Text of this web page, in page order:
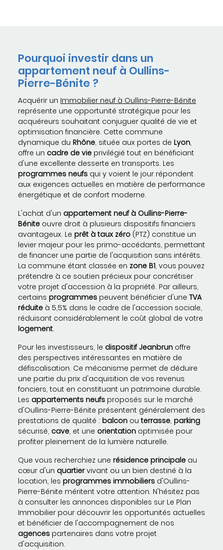
Pourquoi investir dans un
appartement neuf à Oullins-
Pierre-Bénite ?
Acquérir un Immobilier neuf à Oullins-Pierre-Bénite
représente une opportunité stratégique pour les
acquéreurs souhaitant conjuguer qualité de vie et
optimisation financière. Cette commune
dynamique du Rhône, située aux portes de Lyon,
offre un cadre de vie privilégié tout en bénéficiant
d'une excellente desserte en transports. Les
programmes neufs qui y voient le jour répondent
aux exigences actuelles en matière de performance
énergétique et de confort moderne.
L'achat d'un appartement neuf à Oullins-Pierre-
Bénite ouvre droit à plusieurs dispositifs financiers
avantageux. Le prêt à taux zéro (PTZ) constitue un
levier majeur pour les primo-accédants, permettant
de financer une partie de l'acquisition sans intérêts.
La commune étant classée en zone B1, vous pouvez
prétendre à ce soutien précieux pour concrétiser
votre projet d'accession à la propriété. Par ailleurs,
certains programmes peuvent bénéficier d'une TVA
réduite à 5,5% dans le cadre de l'accession sociale,
réduisant considérablement le coût global de votre
logement.
Pour les investisseurs, le dispositif Jeanbrun offre
des perspectives intéressantes en matière de
défiscalisation. Ce mécanisme permet de déduire
une partie du prix d'acquisition de vos revenus
fonciers, tout en constituant un patrimoine durable.
Les appartements neufs proposés sur le marché
d'Oullins-Pierre-Bénite présentent généralement des
prestations de qualité : balcon outerrasse, parking
sécurisé, cave, et une orientation optimisée pour
profiter pleinement de la lumière naturelle.
Que vous recherchiez une résidence principale au
cœur d'un quartiervivant ou un bien destiné à la
location, les programmes immobiliers d'Oullins-
Pierre-Bénite méritent votre attention. N'hésitez pas
à consulter les annonces disponibles sur Le Plan
Immobilier pour découvrir les opportunités actuelles
et bénéficier de l'accompagnement de nos
agences partenaires dans votre projet
d'acquisition.